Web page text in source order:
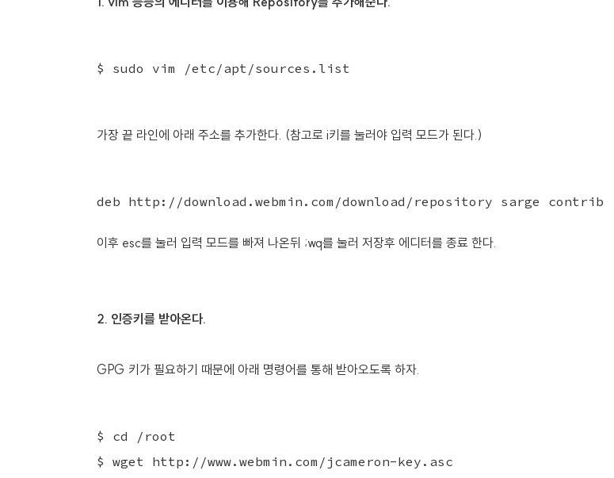
가장 끝 라인에 아래 주소를 추가한다. (참고로 i키를 눌러야 입력 모드가 된다.)
deb http://download.webmin.com/download/repository sarge contrib
이후 esc를 눌러 입력 모드를 빠져 나온뒤 ;wq를 눌러 저장후 에디터를 종료 한다.
2. 인증키를 받아온다.
GPG 키가 필요하기 때문에 아래 명령어를 통해 받아오도록 하자.
$ cd /root
$ wget http://www.webmin.com/jcameron-key.asc